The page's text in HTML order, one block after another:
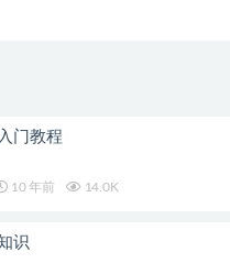
门教程
10 年前 14.0K
识